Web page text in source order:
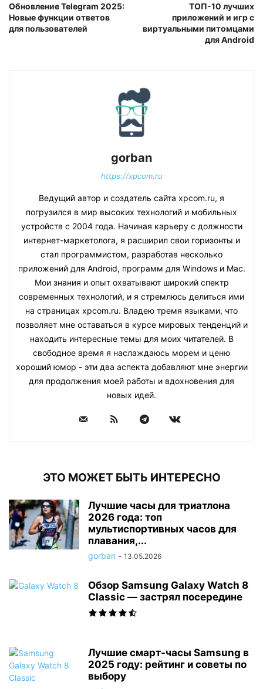
Обновление Telegram 2025:
Новые функции ответов
для пользователей
ТОП-10 лучших
приложений и игр с
виртуальными питомцами
для Android
gorban
https://xpcom.ru
Ведущий автор и создатель сайта xpcom.ru, я
погрузился в мир высоких технологий и мобильных
устройств с 2004 года. Начиная карьеру с должности
интернет-маркетолога, я расширил свои горизонты и
стал программистом, разработав несколько
приложений для Android, программ для Windows и Mac.
Мои знания и опыт охватывают широкий спектр
современных технологий, и я стремлюсь делиться ими
на страницах xpcom.ru. Владею тремя языками, что
позволяет мне оставаться в курсе мировых тенденций и
находить интересные темы для моих читателей. В
свободное время я наслаждаюсь морем и ценю
хороший юмор - эти два аспекта добавляют мне энергии
для продолжения моей работы и вдохновения для
новых идей.
ЭТО МОЖЕТ БЫТЬ ИНТЕРЕСНО
Лучшие часы для триатлона
2026 года: топ
мультиспортивных часов для
плавания,...
gorban - 13.05.2026
Обзор Samsung Galaxy Watch 8
Classic — застрял посередине
Лучшие смарт-часы Samsung в
2025 году: рейтинг и советы по
выбору